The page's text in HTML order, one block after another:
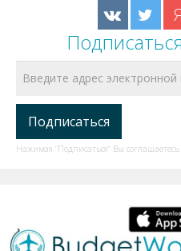
Я
Нажимая "Подписаться" Вы соглашаетесь